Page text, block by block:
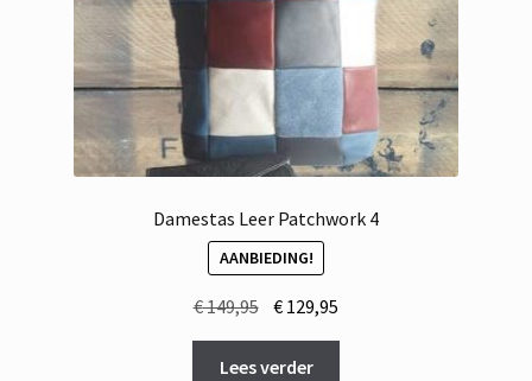
Damestas Leer Patchwork 4
AANBIEDING!
€149,95 Oorspronkelijke
prijs
was:
€ 129,95
prijs
Lees verder